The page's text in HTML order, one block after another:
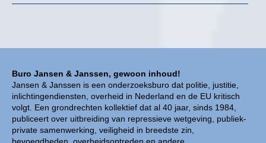
Buro Jansen & Janssen, gewoon inhoud!
Jansen & Janssen is een onderzoeksburo dat politie, justitie,
inlichtingendiensten, overheid in Nederland en de EU kritisch
volgt. Een grondrechten kollektief dat al 40 jaar, sinds 1984,
publiceert over uitbreiding van repressieve wetgeving, publiek-
private samenwerking, veiligheid in breedste zin,